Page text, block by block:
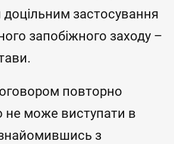
доцільним застосування
запобіжного заходу –
повторно
не може виступати в
з